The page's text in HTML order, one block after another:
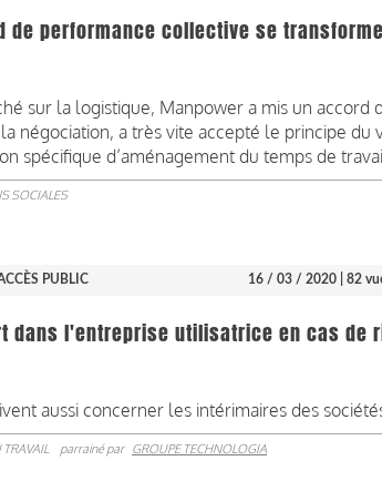
de performance collective se
sur la logistique, Manpower a mis un
négociation, a très vite accepté le principe du
spécifique d’aménagement du temps de
SOCIALES
PUBLIC 16 / 03 / 2020 | 82
dans l'entreprise utilisatrice en cas de
aussi concerner les intérimaires des
TRAVAIL parrainé par GROUPE TECHNOLOGIA